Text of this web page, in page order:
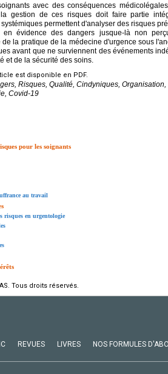
avec des conséquences
la gestion de ces risques doit faire partie
permettent d'analyser des risques
évidence des dangers jusque-là non
la pratique de la médecine d'urgence sous
avant que ne surviennent des événements
et de la sécurité des soins.
est disponible en PDF.
Risques, Qualité, Cindyniques,
Covid-19
pour les soignants
au travail
risques en urgentologie
Tous droits réservés.
REVUES LIVRES NOS FORMULES